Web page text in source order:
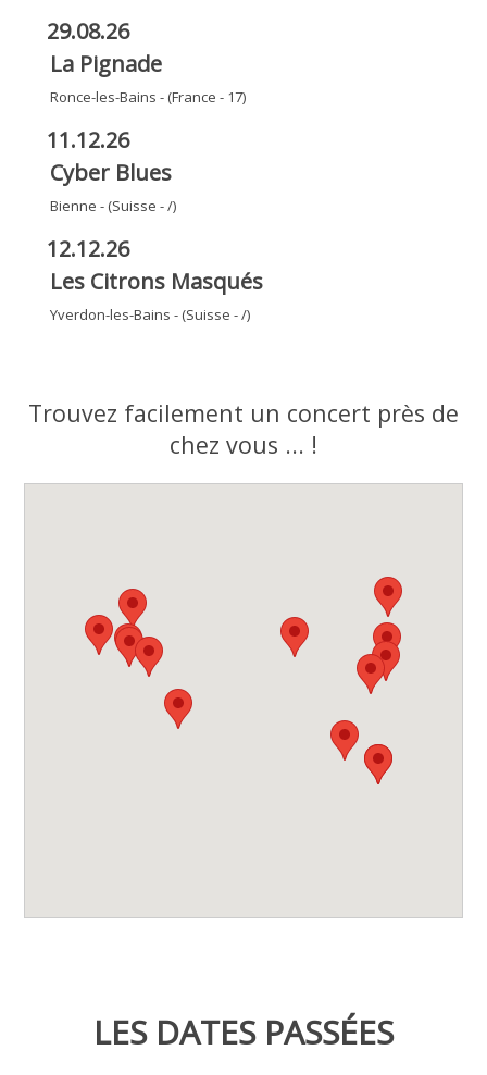
29.08.26
La Pignade
Ronce-les-Bains - (France - 17)
11.12.26
Cyber Blues
Bienne - (Suisse - /)
12.12.26
Les Citrons Masqués
Yverdon-les-Bains - (Suisse - /)
Trouvez facilement un concert près de
chez vous ... !
LES DATES PASSÉES